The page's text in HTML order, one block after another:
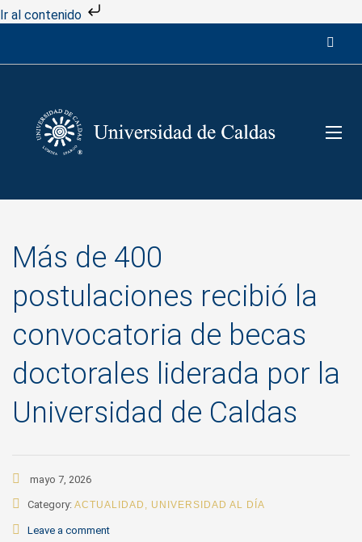
Ir al contenido
Más de 400
postulaciones recibió la
convocatoria de becas
doctorales liderada por la
Universidad de Caldas
mayo 7, 2026
Category: ACTUALIDAD , UNIVERSIDAD AL DÍA
Leave a comment